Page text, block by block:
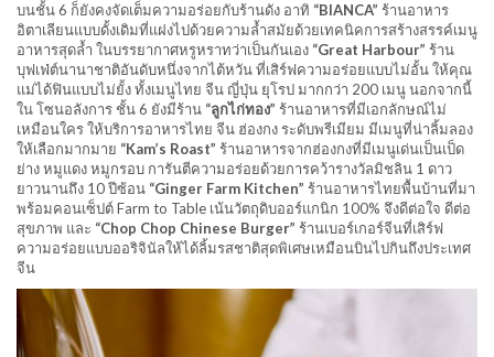
บนชั้น 6 ก็ยังคงจัดเต็มความอร่อยกับร้านดัง อาทิ “BIANCA” ร้านอาหาร
อิตาเลียนแบบดั้งเดิมที่แฝงไปด้วยความล้ำสมัยด้วยเทคนิคการสร้างสรรค์เมนู
อาหารสุดล้ำ ในบรรยากาศหรูหราทว่าเป็นกันเอง “Great Harbour” ร้าน
บุฟเฟ่ต์นานาชาติอันดับหนึ่งจากไต้หวัน ที่เสิร์ฟความอร่อยแบบไม่อั้น ให้คุณ
แม่ได้ฟินแบบไม่ยั้ง ทั้งเมนูไทย จีน ญี่ปุ่น ยุโรป มากกว่า 200 เมนู นอกจากนี้
ใน โซนอลังการ ชั้น 6 ยังมีร้าน “ลูกไก่ทอง” ร้านอาหารที่มีเอกลักษณ์ไม่
เหมือนใคร ให้บริการอาหารไทย จีน ฮ่องกง ระดับพรีเมียม มีเมนูที่น่าลิ้มลอง
ให้เลือกมากมาย “Kam’s Roast” ร้านอาหารจากฮ่องกงที่มีเมนูเด่นเป็นเป็ด
ย่าง หมูแดง หมูกรอบ การันตีความอร่อยด้วยการคว้ารางวัลมิชลิน 1 ดาว
ยาวนานถึง 10 ปีซ้อน “Ginger Farm Kitchen” ร้านอาหารไทยพื้นบ้านที่มา
พร้อมคอนเซ็ปต์ Farm to Table เน้นวัตถุดิบออร์แกนิก 100% จึงดีต่อใจ ดีต่อ
สุขภาพ และ “Chop Chop Chinese Burger” ร้านเบอร์เกอร์จีนที่เสิร์ฟ
ความอร่อยแบบออริจินัลให้ได้ลิ้มรสชาติสุดพิเศษเหมือนบินไปกินถึงประเทศ
จีน